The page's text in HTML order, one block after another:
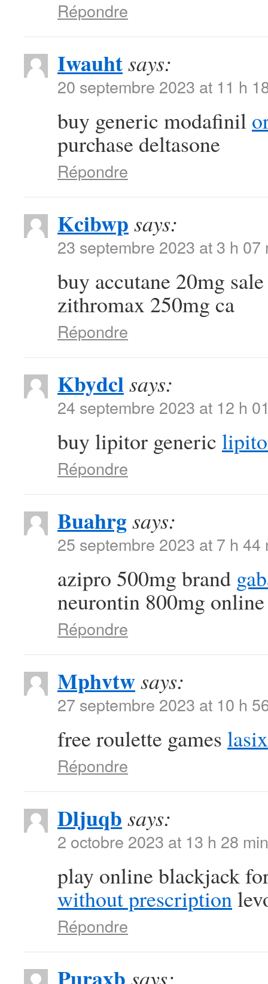
Répondre
Iwauhtsays:
20 septembre 2023 at 11 h
buy generic modafinil
purchase deltasone
Répondre
Kcibwp says:
23 septembre 2023 at 3 h 07
buy accutane 20mg
zithromax 250mg ca
Répondre
Kbydclsays:
24 septembre 2023 at 12 h
buy lipitor generic
Répondre
Buahrgsays:
25 septembre 2023 at 7 h 44
azipro 500mg brand
neurontin 800mg online
Répondre
Mphvtwsays:
27 septembre 2023 at 10 h
free roulette games
Répondre
Dljuqb says:
2 octobre 2023 at 13 h 28 min
play online blackjack
without prescription
Répondre
says: